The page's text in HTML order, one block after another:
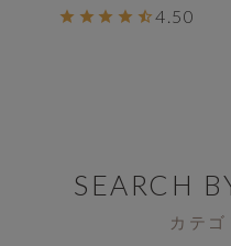
4.50
SEARCH
カテ